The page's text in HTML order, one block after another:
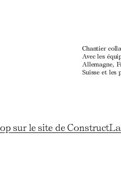
Chantier
Avec les
Allemagne,
Suisse et les
sur le site de